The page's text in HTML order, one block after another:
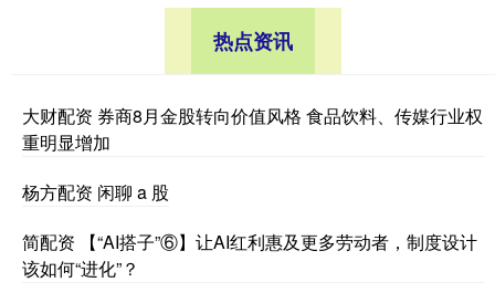
热点资讯
大财配资 券商8月金股转向价值风格 食品饮料、传媒行业权
重明显增加
杨方配资 闲聊 a 股
简配资 【“AI搭子”⑥】让AI红利惠及更多劳动者，制度设计
该如何“进化”？